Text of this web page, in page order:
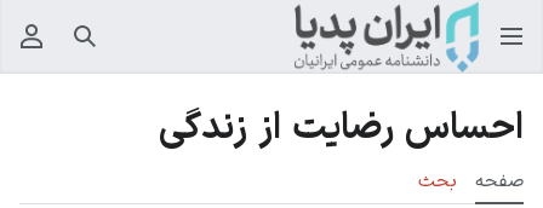
جستجو
احساس رضایت از زندگی
صفحه بحث